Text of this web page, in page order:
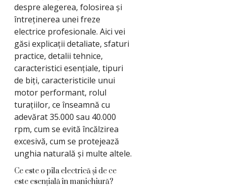
despre alegerea, folosirea și
întreținerea unei freze
electrice profesionale. Aici vei
găsi explicații detaliate, sfaturi
practice, detalii tehnice,
caracteristici esențiale, tipuri
de biți, caracteristicile unui
motor performant, rolul
turațiilor, ce înseamnă cu
adevărat 35.000 sau 40.000
rpm, cum se evită încălzirea
excesivă, cum se protejează
unghia naturală și multe altele.
Ce este o pila electrică și de ce
este esențială în manichiură?